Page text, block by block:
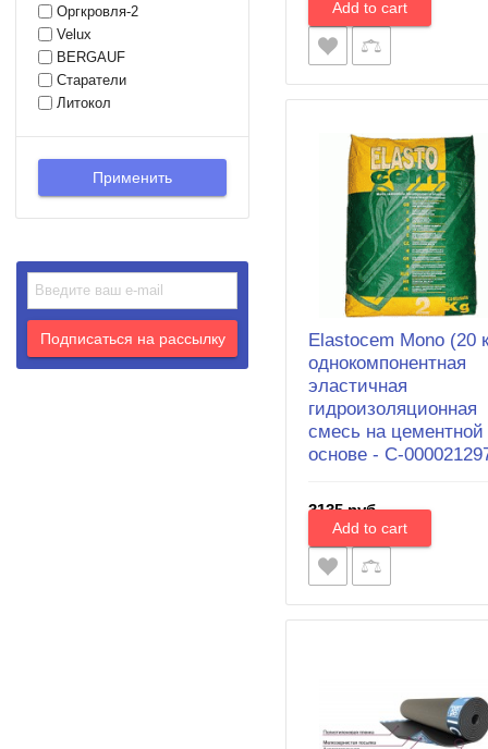
Оргкровля-2
Velux
BERGAUF
Старатели
Литокол
Elastocem Mono (20
однокомпонентная
эластичная
гидроизоляционная
смесь на цементной
основе - С-
3135 руб.